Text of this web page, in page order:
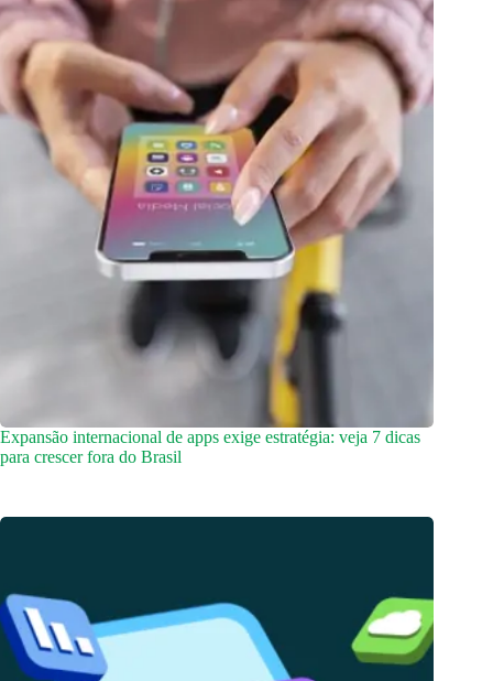
Expansão internacional de apps exige estratégia: veja 7 dicas
para crescer fora do Brasil